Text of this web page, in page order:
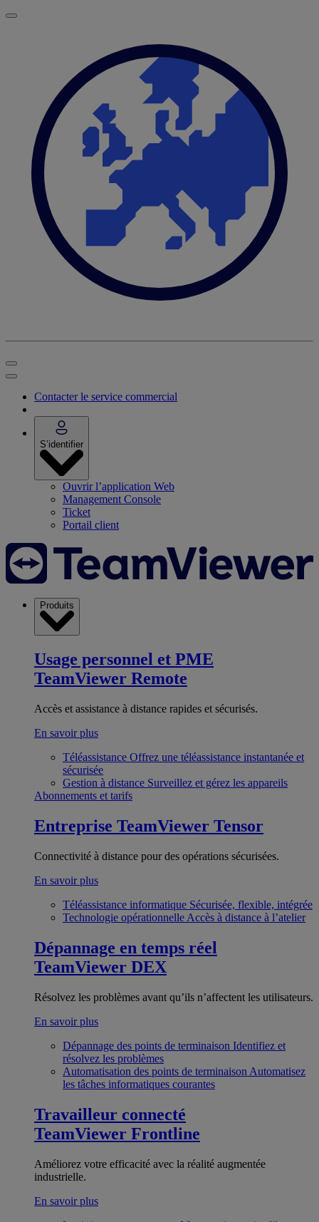
Contacter le service commercial
S’identifier
Ouvrir l’application Web
Management Console
Ticket
Portail client
Produits
Usage personnel et PME
TeamViewer Remote
Accès et assistance à distance rapides et sécurisés.
En savoir plus
Téléassistance Offrez une téléassistance instantanée et
sécurisée
Gestion à distance Surveillez et gérez les appareils
Abonnements et tarifs
Entreprise TeamViewer Tensor
Connectivité à distance pour des opérations sécurisées.
En savoir plus
Téléassistance informatique Sécurisée, flexible, intégrée
Technologie opérationnelle Accès à distance à l’atelier
Dépannage en temps réel
TeamViewer DEX
Résolvez les problèmes avant qu’ils n’affectent les utilisateurs.
En savoir plus
Dépannage des points de terminaison Identifiez et
résolvez les problèmes
Automatisation des points de terminaison Automatisez
les tâches informatiques courantes
Travailleur connecté
TeamViewer Frontline
Améliorez votre efficacité avec la réalité augmentée
industrielle.
En savoir plus